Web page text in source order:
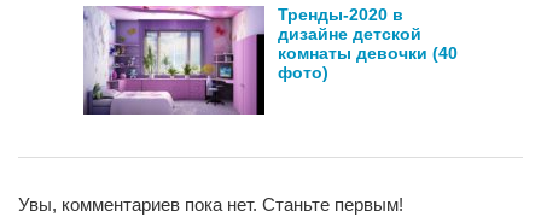
Тренды-2020 в
дизайне детской
комнаты девочки (40
фото)
Увы, комментариев пока нет. Станьте первым!